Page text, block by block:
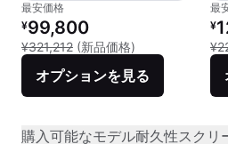
最安価格
リファービッシュ品の価格：
¥99,800
¥321,212 (新品価格) 新品との比較：
オプションを見る
最
リ
¥
購入可能なモデル耐久性スクリ